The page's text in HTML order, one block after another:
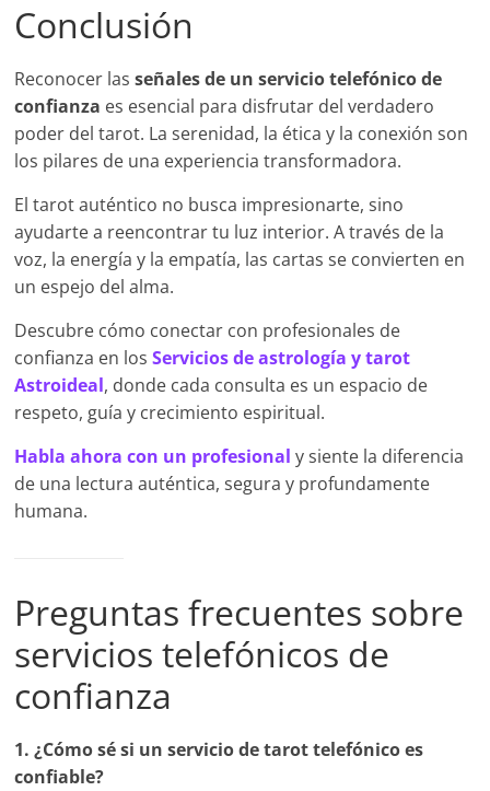
Conclusión
Reconocer lasseñales de un servicio telefónico de
confianza es esencial para disfrutar del verdadero
poder del tarot. La serenidad, la ética y la conexión son
los pilares de una experiencia transformadora.
El tarot auténtico no busca impresionarte, sino
ayudarte a reencontrar tu luz interior. A través de la
voz, la energía y la empatía, las cartas se convierten en
un espejo del alma.
Descubre cómo conectar con profesionales de
confianza en losServicios de astrología y tarot
Astroideal, donde cada consulta es un espacio de
respeto, guía y crecimiento espiritual.
Habla ahora con un profesional y siente la diferencia
de una lectura auténtica, segura y profundamente
humana.
Preguntas frecuentes sobre
servicios telefónicos de
confianza
1. ¿Cómo sé si un servicio de tarot telefónico es
confiable?